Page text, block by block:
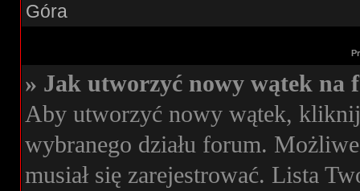
Góra
» Jak utworzyć nowy wątek na
Aby utworzyć nowy wątek,
wybranego działu forum.
musiał się zarejestrować. Lista